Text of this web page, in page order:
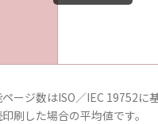
ージ数はISO／IEC 19752に
刷した場合の平均値です。